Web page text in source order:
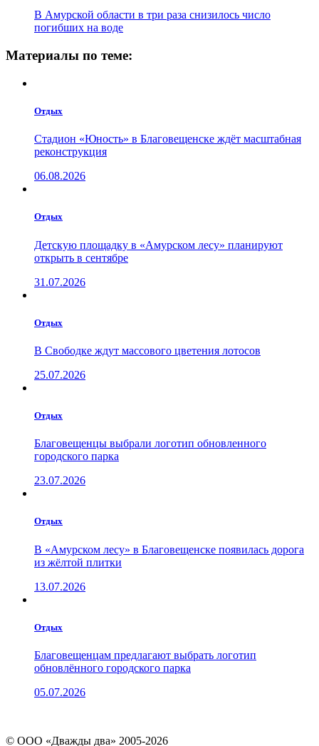
В Амурской области в три раза снизилось число
погибших на воде
Материалы по теме:
Отдых
Стадион «Юность» в Благовещенске ждёт масштабная
реконструкция
06.08.2026
Отдых
Детскую площадку в «Амурском лесу» планируют
открыть в сентябре
31.07.2026
Отдых
В Свободке ждут массового цветения лотосов
25.07.2026
Отдых
Благовещенцы выбрали логотип обновленного
городского парка
23.07.2026
Отдых
В «Амурском лесу» в Благовещенске появилась дорога
из жёлтой плитки
13.07.2026
Отдых
Благовещенцам предлагают выбрать логотип
обновлённого городского парка
05.07.2026
© ООО «Дважды два» 2005-2026